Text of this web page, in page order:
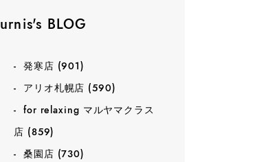
urnis's BLOG
発寒店 (901)
アリオ札幌店 (590)
for relaxing マルヤマクラス
店 (859)
桑園店 (730)